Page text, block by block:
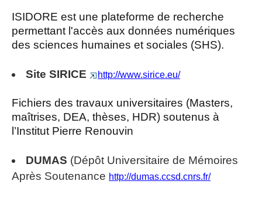
ISIDORE est une plateforme de recherche
permettant l'accès aux données numériques
des sciences humaines et sociales (SHS).
Site SIRICE http://www.sirice.eu/
Fichiers des travaux universitaires (Masters,
maîtrises, DEA, thèses, HDR) soutenus à
l’Institut Pierre Renouvin
DUMAS (Dépôt Universitaire de Mémoires
Après Soutenance http://dumas.ccsd.cnrs.fr/